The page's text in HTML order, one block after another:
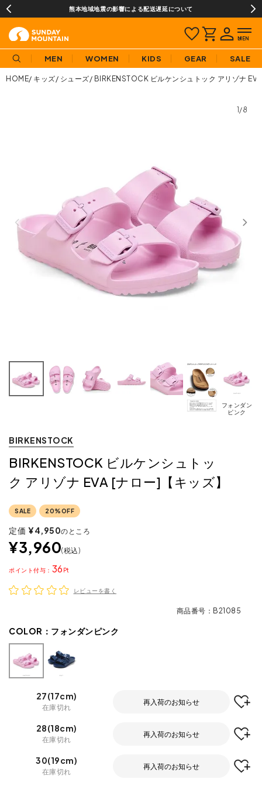
熊本地域地震の影響による配送遅延について
MEN WOMEN KIDS GEAR SALE
HOME キッズ シューズ BIRKENSTOCK ビルケンシュトック アリゾナ
1/8
フォンダン
ピンク
BIRKENSTOCK
BIRKENSTOCK ビルケンシュトッ
ク アリゾナ EVA [ナロー]【キッズ】
SALE 20%OFF
定価 ¥4,950のところ
¥3,960 税込
36
ポイント
レビューを書く
商品番号 B21085
COLOR： フォンダンピンク
27(17cm)
在庫切れ
再入荷のお知らせ
28(18cm)
在庫切れ
再入荷のお知らせ
30(19cm)
在庫切れ
再入荷のお知らせ